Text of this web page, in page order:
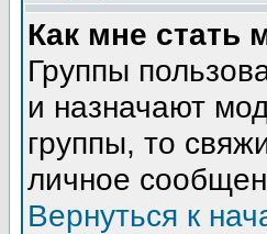
Как мне стать
Группы
и назначают
группы, то
личное
Вернуться к